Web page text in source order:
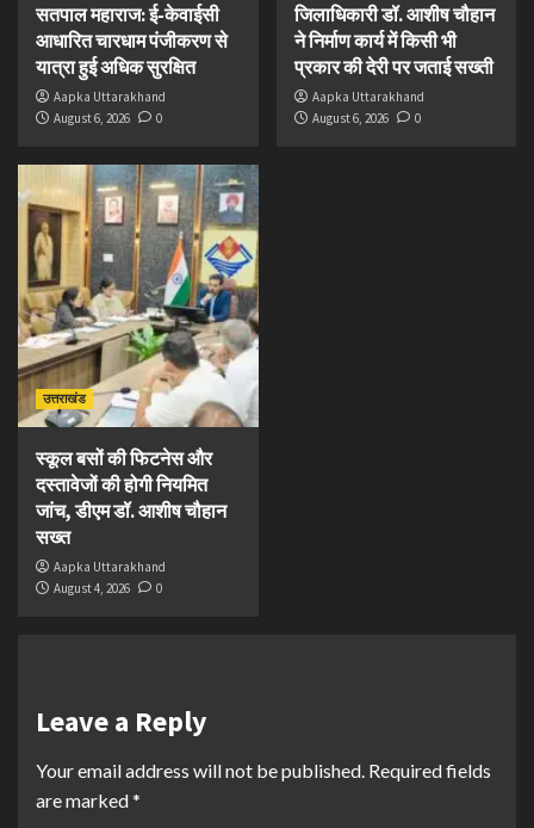
सतपाल महाराज: ई-केवाईसी
आधारित चारधाम पंजीकरण से
यात्रा हुई अधिक सुरक्षित
Aapka Uttarakhand
August 6, 2026
0
जिलाधिकारी डॉ. आशीष चौहान
ने निर्माण कार्य में किसी भी
प्रकार की देरी पर जताई सख्ती
Aapka Uttarakhand
August 6, 2026
0
उत्तराखंड
स्कूल बसों की फिटनेस और
दस्तावेजों की होगी नियमित
जांच, डीएम डॉ. आशीष चौहान
सख्त
Aapka Uttarakhand
August 4, 2026
0
Leave a Reply
Your email address will not be published. Required fields
are marked*